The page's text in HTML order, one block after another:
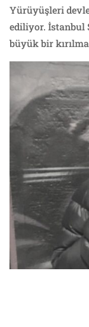
Yürüyüşleri
ediliyor. İstanbul
büyük bir